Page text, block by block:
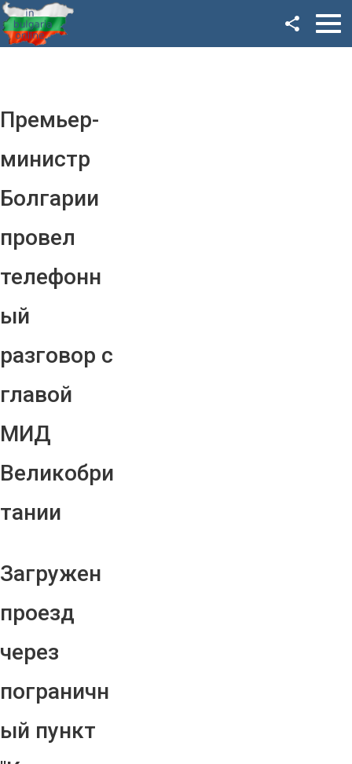
Премьер-
министр
Болгарии
провел
телефонн
ый
разговор с
главой
МИД
Великобри
тании
Загружен
проезд
через
пограничн
ый пункт